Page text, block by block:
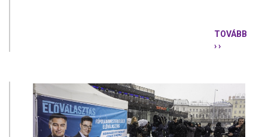
TOVÁBB
› ›
AZ
ELSŐ